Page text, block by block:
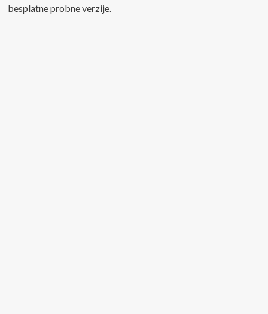
besplatne probne verzije.